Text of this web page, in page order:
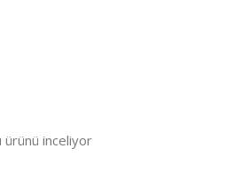
ürünü inceliyor